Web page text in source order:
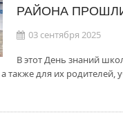
РАЙОНА
03 сентября 2025
В этот День знаний
для их родителей,